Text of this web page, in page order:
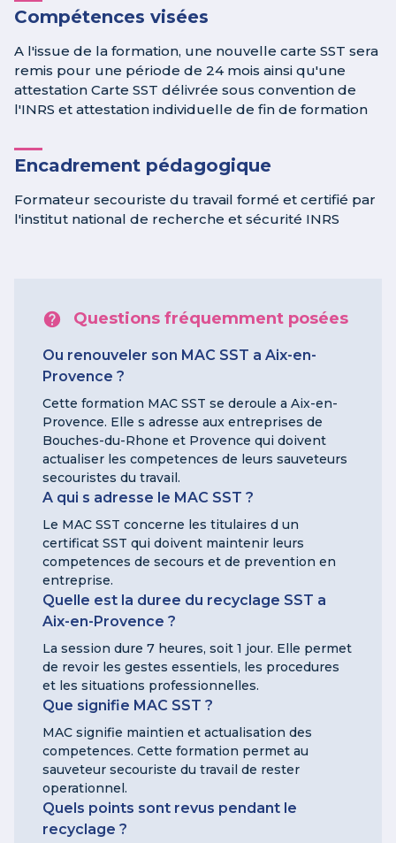
Compétences visées
A l'issue de la formation, une nouvelle carte SST sera
remis pour une période de 24 mois ainsi qu'une
attestation Carte SST délivrée sous convention de
l'INRS et attestation individuelle de fin de formation
Encadrement pédagogique
Formateur secouriste du travail formé et certifié par
l'institut national de recherche et sécurité INRS
Questions fréquemment posées
Ou renouveler son MAC SST a Aix-en-
Provence ?
Cette formation MAC SST se deroule a Aix-en-
Provence. Elle s adresse aux entreprises de
Bouches-du-Rhone et Provence qui doivent
actualiser les competences de leurs sauveteurs
secouristes du travail.
A qui s adresse le MAC SST ?
Le MAC SST concerne les titulaires d un
certificat SST qui doivent maintenir leurs
competences de secours et de prevention en
entreprise.
Quelle est la duree du recyclage SST a
Aix-en-Provence ?
La session dure 7 heures, soit 1 jour. Elle permet
de revoir les gestes essentiels, les procedures
et les situations professionnelles.
Que signifie MAC SST ?
MAC signifie maintien et actualisation des
competences. Cette formation permet au
sauveteur secouriste du travail de rester
operationnel.
Quels points sont revus pendant le
recyclage ?